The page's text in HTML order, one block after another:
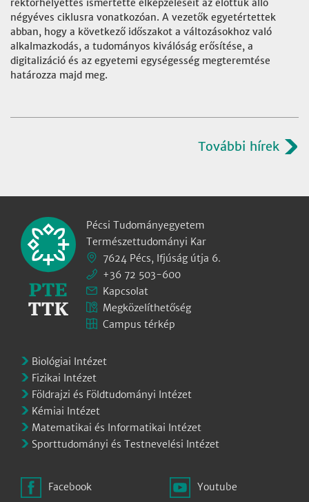
rektorhelyettes ismertette elképzeléseit az előttük álló
négyéves ciklusra vonatkozóan. A vezetők egyetértettek
abban, hogy a következő időszakot a változásokhoz való
alkalmazkodás, a tudományos kiválóság erősítése, a
digitalizáció és az egyetemi egységesség megteremtése
határozza majd meg.
További hírek
Pécsi Tudományegyetem
Természettudományi Kar
7624 Pécs, Ifjúság útja 6.
+36 72 503-600
Kapcsolat
Megközelíthetőség
Campus térkép
Biológiai Intézet
Fizikai Intézet
Földrajzi és Földtudományi Intézet
Kémiai Intézet
Matematikai és Informatikai Intézet
Sporttudományi és Testnevelési Intézet
Facebook Youtube